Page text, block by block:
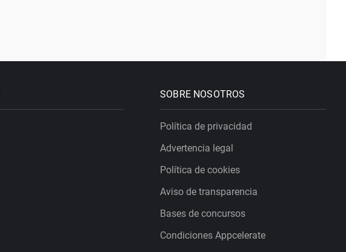
SOBRE NOSOTROS
Política de privacidad
Advertencia legal
Política de cookies
Aviso de transparencia
Bases de concursos
Condiciones Appcelerate